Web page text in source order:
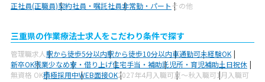
正社員(正職員)契約社員・嘱託社員非常勤・パートその他
三重県の作業療法士求人をこだわり条件で探す
管理職求人駅から徒歩5分以内駅から徒歩10分以内車通勤可未経験OK
新卒OK残業少なめ寮・借り上げ住宅手当・補助託児所・育児補助土日祝休
無資格 OK積極採用中WEB面接OK2027年4月入職可夏～秋入職可1月入職可